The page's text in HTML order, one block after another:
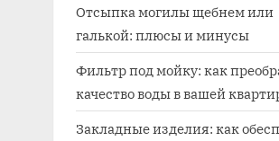
Отсыпка могилы щебнем или
галькой: плюсы и минусы
Фильтр под мойку: как
качество воды в вашей
Закладные изделия: как